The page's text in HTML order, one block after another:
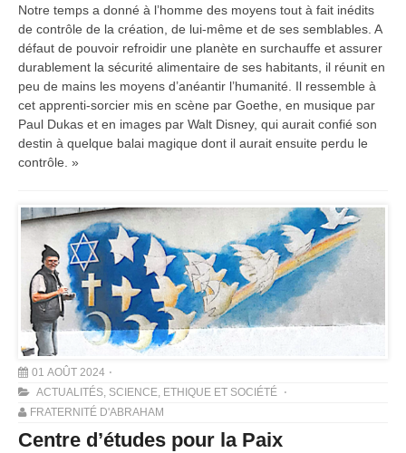
Notre temps a donné à l’homme des moyens tout à fait inédits
de contrôle de la création, de lui-même et de ses semblables. A
défaut de pouvoir refroidir une planète en surchauffe et assurer
durablement la sécurité alimentaire de ses habitants, il réunit en
peu de mains les moyens d’anéantir l’humanité. Il ressemble à
cet apprenti-sorcier mis en scène par Goethe, en musique par
Paul Dukas et en images par Walt Disney, qui aurait confié son
destin à quelque balai magique dont il aurait ensuite perdu le
contrôle. »
01 AOÛT 2024
ACTUALITÉS, SCIENCE, ETHIQUE ET SOCIÉTÉ
FRATERNITÉ D'ABRAHAM
Centre d’études pour la Paix